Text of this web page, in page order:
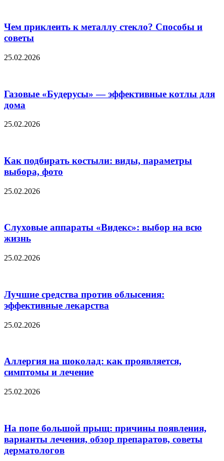
Чем приклеить к металлу стекло? Способы и
советы
25.02.2026
Газовые «Будерусы» — эффективные котлы для
дома
25.02.2026
Как подбирать костыли: виды, параметры
выбора, фото
25.02.2026
Слуховые аппараты «Видекс»: выбор на всю
жизнь
25.02.2026
Лучшие средства против облысения:
эффективные лекарства
25.02.2026
Аллергия на шоколад: как проявляется,
симптомы и лечение
25.02.2026
На попе большой прыщ: причины появления,
варианты лечения, обзор препаратов, советы
дерматологов